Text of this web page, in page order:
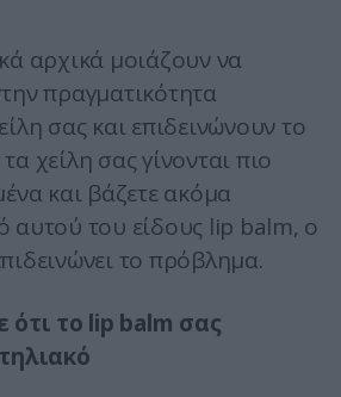
αρχικά μοιάζουν να
πραγματικότητα
σας και επιδεινώνουν το
χείλη σας γίνονται πιο
και βάζετε ακόμα
αυτού του είδους lip balm, ο
το πρόβλημα.
ότι το lip balm σας